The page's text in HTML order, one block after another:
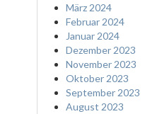
März 2024
Februar 2024
Januar 2024
Dezember 2023
November 2023
Oktober 2023
September 2023
August 2023